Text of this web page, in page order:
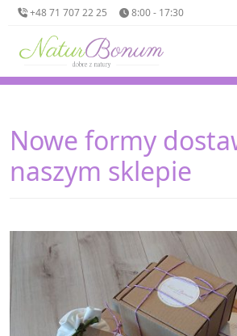
+48 71 707 22 25 8:00 - 17:30
Nowe formy
naszym sklepie